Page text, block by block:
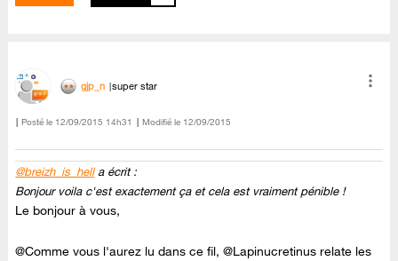
gjp_n super star
Posté le ‎12/09/2015 14h31 Modifié le 12/09/2015
@breizh_is_hella écrit :
Bonjour voila c'est exactement ça et cela est vraiment pénible !
Le bonjour à vous,
@Comme vous l'aurez lu dans ce fil, @Lapinucretinus relate les